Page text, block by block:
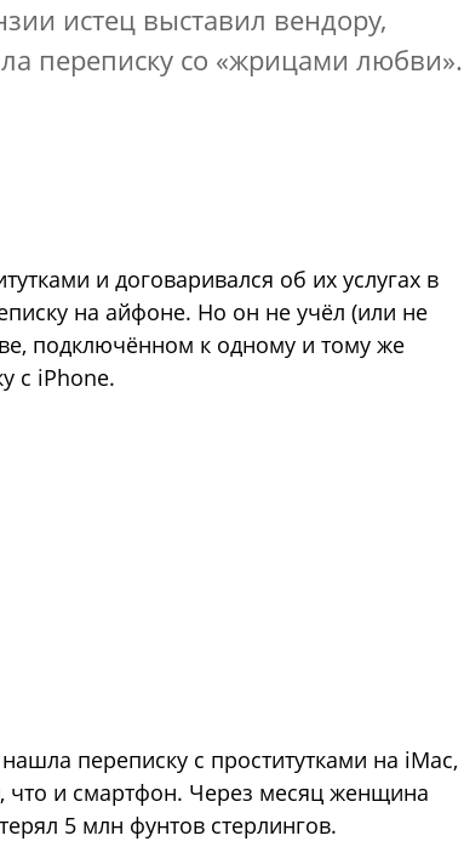
истец выставил вендору,
переписку со «жрицами любви».
и договаривался об их услугах в
на айфоне. Но он не учёл (или не
подключённом к одному и тому же
c iPhone.
переписку с проститутками на iMac,
что и смартфон. Через месяц женщина
5 млн фунтов стерлингов.